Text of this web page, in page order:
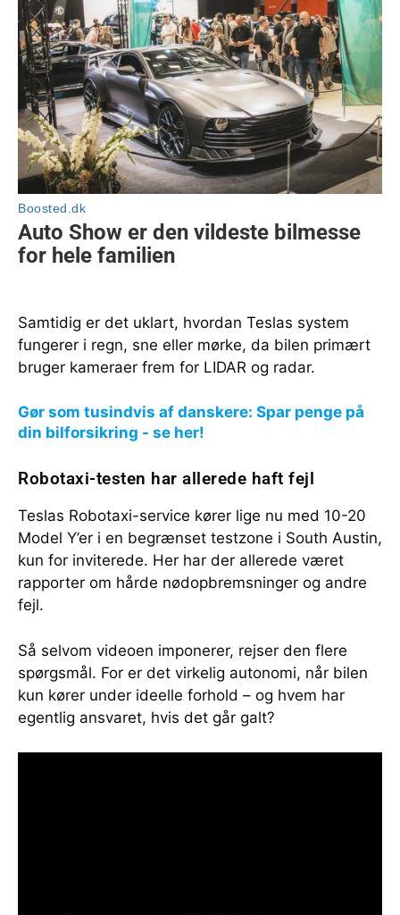
Samtidig er det uklart, hvordan Teslas system
fungerer i regn, sne eller mørke, da bilen primært
bruger kameraer frem for LIDAR og radar.
Gør som tusindvis af danskere: Spar penge på
din bilforsikring - se her!
Robotaxi-testen har allerede haft fejl
Teslas Robotaxi-service kører lige nu med 10-20
Model Y’er i en begrænset testzone i South Austin,
kun for inviterede. Her har der allerede været
rapporter om hårde nødopbremsninger og andre
fejl.
Så selvom videoen imponerer, rejser den flere
spørgsmål. For er det virkelig autonomi, når bilen
kun kører under ideelle forhold – og hvem har
egentlig ansvaret, hvis det går galt?